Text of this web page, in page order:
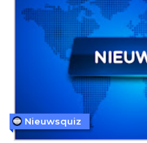
Nieuwsquiz